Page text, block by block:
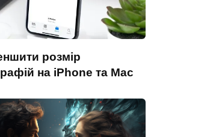
розмір
на iPhone та Mac